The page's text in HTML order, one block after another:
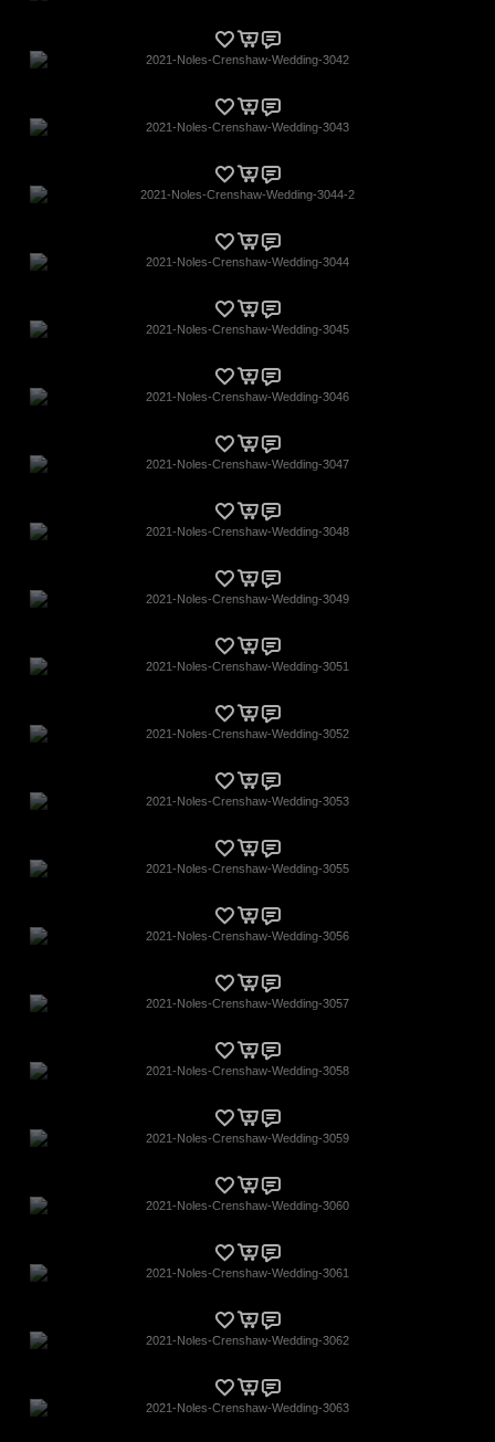
2021-Noles-Crenshaw-Wedding-3042
2021-Noles-Crenshaw-Wedding-3043
2021-Noles-Crenshaw-Wedding-3044-2
2021-Noles-Crenshaw-Wedding-3044
2021-Noles-Crenshaw-Wedding-3045
2021-Noles-Crenshaw-Wedding-3046
2021-Noles-Crenshaw-Wedding-3047
2021-Noles-Crenshaw-Wedding-3048
2021-Noles-Crenshaw-Wedding-3049
2021-Noles-Crenshaw-Wedding-3051
2021-Noles-Crenshaw-Wedding-3052
2021-Noles-Crenshaw-Wedding-3053
2021-Noles-Crenshaw-Wedding-3055
2021-Noles-Crenshaw-Wedding-3056
2021-Noles-Crenshaw-Wedding-3057
2021-Noles-Crenshaw-Wedding-3058
2021-Noles-Crenshaw-Wedding-3059
2021-Noles-Crenshaw-Wedding-3060
2021-Noles-Crenshaw-Wedding-3061
2021-Noles-Crenshaw-Wedding-3062
2021-Noles-Crenshaw-Wedding-3063